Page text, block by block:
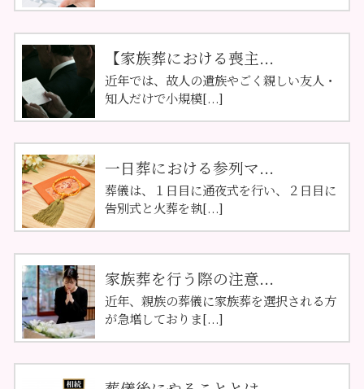
【家族葬における喪主...
近年では、故人の遺族やごく親しい友人・
知人だけで小規模[...]
一日葬における参列マ...
葬儀は、１日目に通夜式を行い、２日目に
告別式と火葬を執[...]
家族葬を行う際の注意...
近年、親族の葬儀に家族葬を選択される方
が急増しておりま[...]